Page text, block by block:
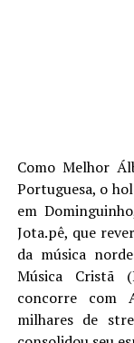
Como Melhor
Portuguesa, o
em
Jota.pê, que
da música
Música Cristã
concorre com
milhares de